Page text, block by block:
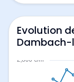
Evolution